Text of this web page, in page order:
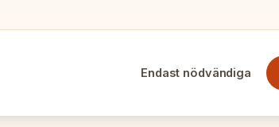
Endast nödvändiga